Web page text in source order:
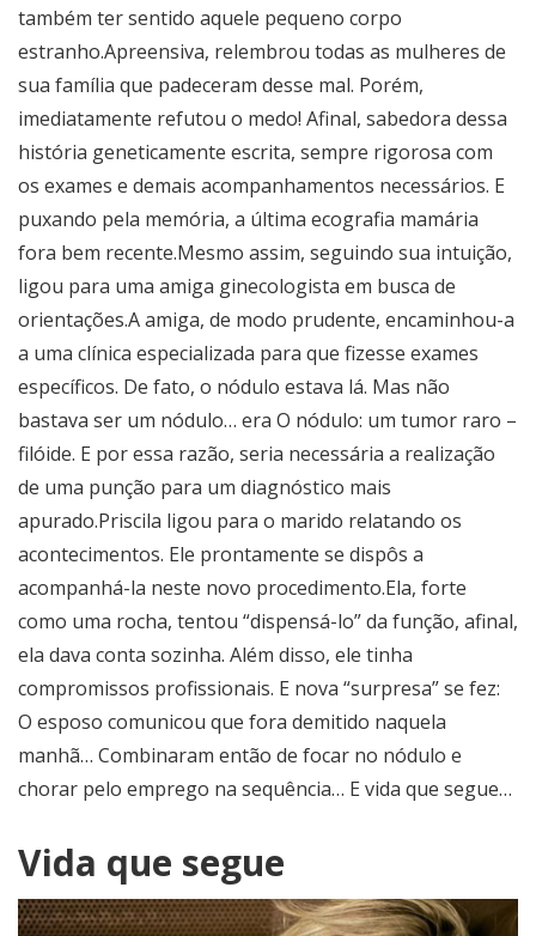
também ter sentido aquele pequeno corpo
estranho.Apreensiva, relembrou todas as mulheres de
sua família que padeceram desse mal. Porém,
imediatamente refutou o medo! Afinal, sabedora dessa
história geneticamente escrita, sempre rigorosa com
os exames e demais acompanhamentos necessários. E
puxando pela memória, a última ecografia mamária
fora bem recente.Mesmo assim, seguindo sua intuição,
ligou para uma amiga ginecologista em busca de
orientações.A amiga, de modo prudente, encaminhou-a
a uma clínica especializada para que fizesse exames
específicos. De fato, o nódulo estava lá. Mas não
bastava ser um nódulo… era O nódulo: um tumor raro –
filóide. E por essa razão, seria necessária a realização
de uma punção para um diagnóstico mais
apurado.Priscila ligou para o marido relatando os
acontecimentos. Ele prontamente se dispôs a
acompanhá-la neste novo procedimento.Ela, forte
como uma rocha, tentou “dispensá-lo” da função, afinal,
ela dava conta sozinha. Além disso, ele tinha
compromissos profissionais. E nova “surpresa” se fez:
O esposo comunicou que fora demitido naquela
manhã… Combinaram então de focar no nódulo e
chorar pelo emprego na sequência… E vida que segue…
Vida que segue